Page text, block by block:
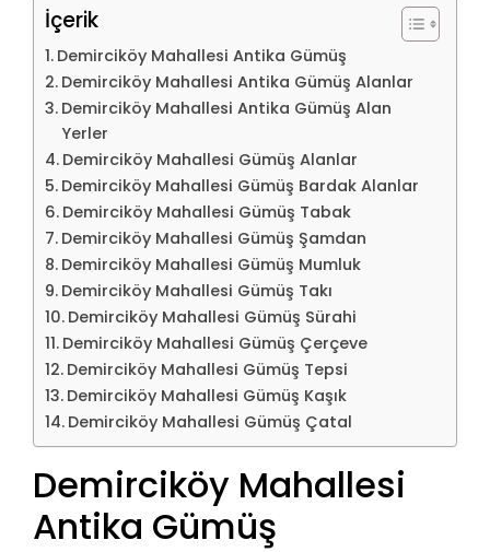
İçerik
Demirciköy Mahallesi Antika Gümüş
Demirciköy Mahallesi Antika Gümüş Alanlar
Demirciköy Mahallesi Antika Gümüş Alan
Yerler
Demirciköy Mahallesi Gümüş Alanlar
Demirciköy Mahallesi Gümüş Bardak Alanlar
Demirciköy Mahallesi Gümüş Tabak
Demirciköy Mahallesi Gümüş Şamdan
Demirciköy Mahallesi Gümüş Mumluk
Demirciköy Mahallesi Gümüş Takı
Demirciköy Mahallesi Gümüş Sürahi
Demirciköy Mahallesi Gümüş Çerçeve
Demirciköy Mahallesi Gümüş Tepsi
Demirciköy Mahallesi Gümüş Kaşık
Demirciköy Mahallesi Gümüş Çatal
Demirciköy Mahallesi
Antika Gümüş